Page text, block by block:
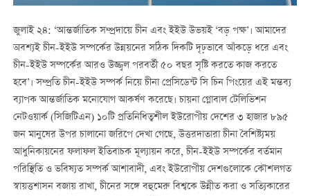
জুলাই ২৪: ‘আন্তর্জাতিক সম্প্রদায়ে চীন এবং ইইউ উভয়ই ‘বড় পক্ষ’। আমাদের
অবশ্যই চীন-ইইউ সম্পর্কের উন্নয়নের সঠিক দিকটি দৃঢ়ভাবে আঁকড়ে ধরে এবং
চীন-ইইউ সম্পর্কের আরও উজ্জ্বল পরবর্তী ৫০ বছর সৃষ্টি করতে কাজ করতে
হবে’। সম্প্রতি চীন-ইইউ সম্পর্ক নিয়ে চীনা প্রেসিডেন্ট সি চিন পিংয়ের এই মন্তব্য
ব্যাপক আন্তর্জাতিক মনোযোগ আকর্ষণ করেছে। চায়না গ্লোবাল টেলিভিশন
নেটওয়ার্ক (সিজিটিএন) ১০টি প্রতিনিধিত্বশীল ইউরোপীয় দেশের ৩ হাজার ৮৯৫
জন মানুষের উপর চালানো জরিপে দেখা গেছে, উত্তরদাতারা চীনা বৈশিষ্ট্যময়
আধুনিকায়নের ফলাফল ইতিবাচক মূল্যায়ন করে, চীন-ইইউ সম্পর্কের বর্তমান
পরিস্থিতি ও ভবিষ্যত সম্পর্ক আশাবাদী, এবং ইউরোপীয় দেশগুলোকে কৌশলগত
স্বায়ত্তশাসন বজায় রাখা, চীনের সঙ্গে বহুমেরু বিশ্বকে উন্নীত করা ও সত্যিকারের